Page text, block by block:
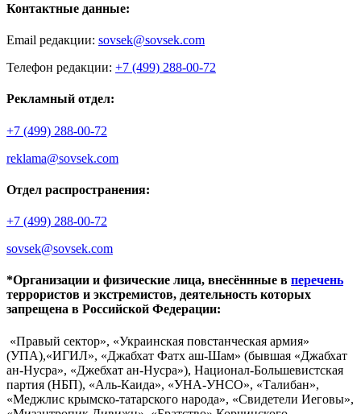
Контактные данные:
Email редакции: sovsek@sovsek.com
Телефон редакции: +7 (499) 288-00-72
Рекламный отдел:
+7 (499) 288-00-72
reklama@sovsek.com
Отдел распространения:
+7 (499) 288-00-72
sovsek@sovsek.com
*Организации и физические лица, внесённные в перечень
террористов и экстремистов, деятельность которых
запрещена в Российской Федерации:
«Правый сектор», «Украинская повстанческая армия»
(УПА),«ИГИЛ», «Джабхат Фатх аш-Шам» (бывшая «Джабхат
ан-Нусра», «Джебхат ан-Нусра»), Национал-Большевистская
партия (НБП), «Аль-Каида», «УНА-УНСО», «Талибан»,
«Меджлис крымско-татарского народа», «Свидетели Иеговы»,